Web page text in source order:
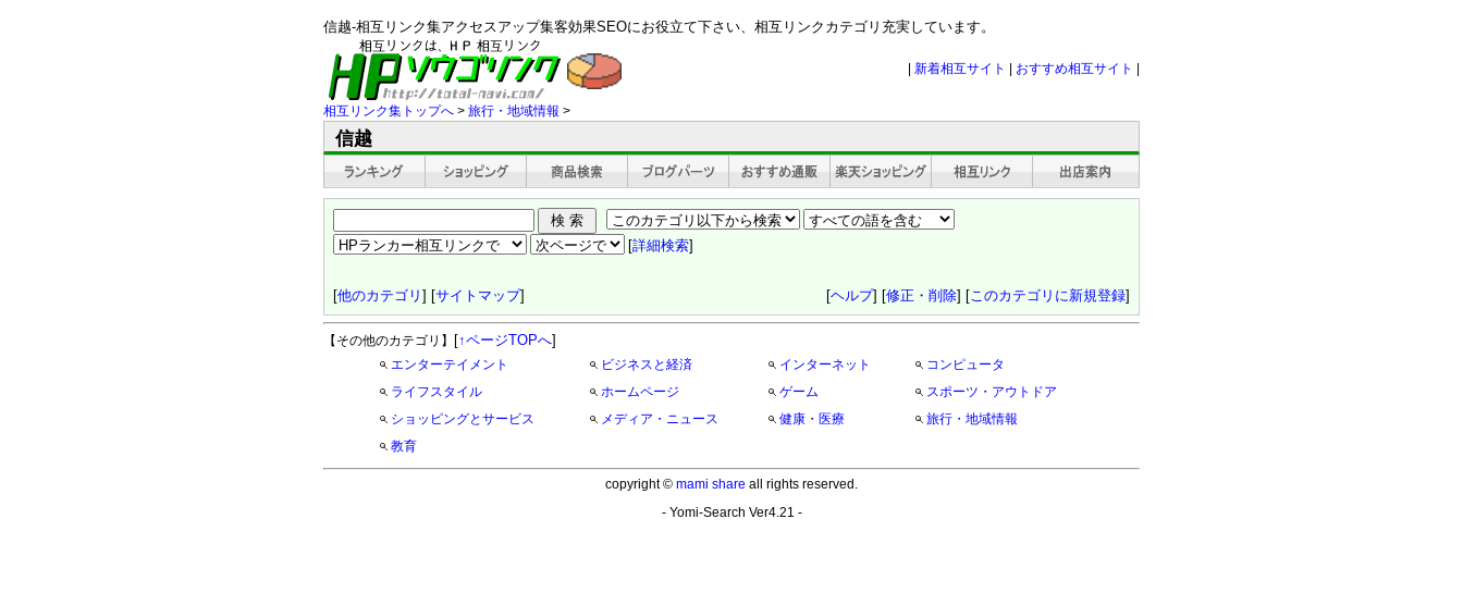
信越-相互リンク集アクセスアップ集客効果SEOにお役立て下さい、相互リンクカテゴリ充実しています。
新着相互サイト おすすめ相互サイト
相互リンク集トップへ > 旅行・地域情報 >
信越
[詳細検索]
[他のカテゴリ ] [サイトマップ] [ヘルプ] [修正・削除] [このカテゴリに新規登録]
【その他のカテゴリ】 [↑ページTOPへ]
エンターテイメント ビジネスと経済 インターネット
コンピュータ
ライフスタイル
ホームページ ゲーム
スポーツ・アウトドア
ショッピングとサービス
メディア・ニュース 健康・医療
旅行・地域情報
教育
copyright © mami share all rights reserved.
- Yomi-Search Ver4.21 -